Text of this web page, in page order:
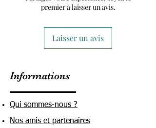
premier à laisser un avis.
Laisser un avis
Informations
Qui sommes-nous ?
Nos amis et partenaires